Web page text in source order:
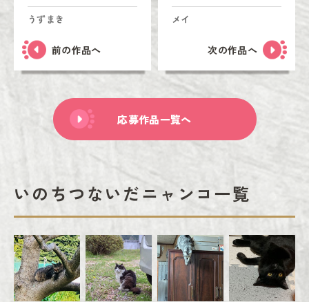
うずまき
前の作品へ
メイ
次の作品へ
応募作品一覧へ
いのちつないだニャンコ一覧